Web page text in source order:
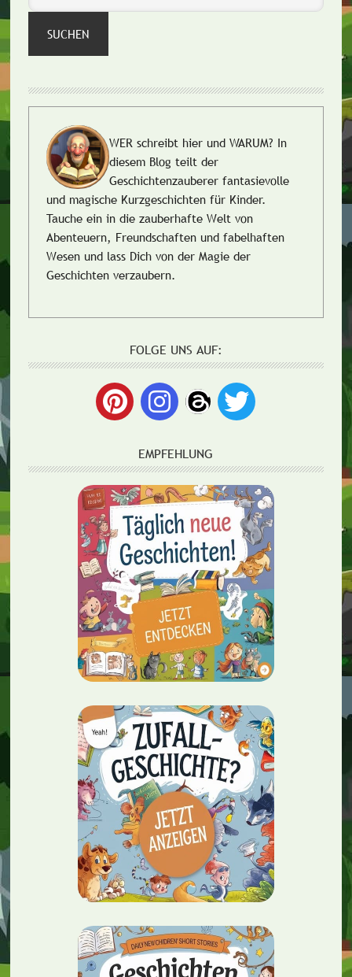
SUCHEN
WER schreibt hier und WARUM? In
diesem Blog teilt der
Geschichtenzauberer fantasievolle
und magische Kurzgeschichten für Kinder.
Tauche ein in die zauberhafte Welt von
Abenteuern, Freundschaften und fabelhaften
Wesen und lass Dich von der Magie der
Geschichten verzaubern.
FOLGE UNS AUF:
EMPFEHLUNG